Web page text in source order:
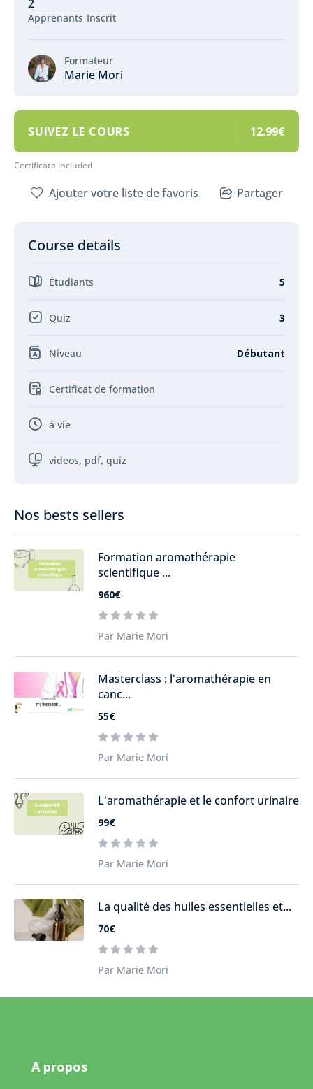
2
Apprenants Inscrit
Formateur
Marie Mori
SUIVEZ LE COURS 12.99€
Certificate included
Ajouter votre liste de favoris Partager
Course details
Étudiants 5
Quiz 3
Niveau Débutant
Certificat de formation
à vie
videos, pdf, quiz
Nos bests sellers
Formation aromathérapie
scientifique ...
960€
Par Marie Mori
Masterclass : l'aromathérapie en
canc...
55€
Par Marie Mori
L'aromathérapie et le confort urinaire
99€
Par Marie Mori
La qualité des huiles essentielles et...
70€
Par Marie Mori
A propos